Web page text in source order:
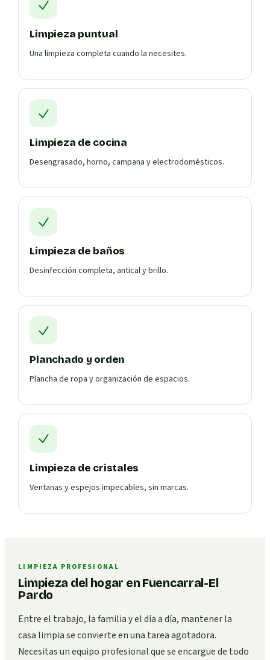
Limpieza puntual
Una limpieza completa cuando la necesites.
Limpieza de cocina
Desengrasado, horno, campana y electrodomésticos.
Limpieza de baños
Desinfección completa, antical y brillo.
Planchado y orden
Plancha de ropa y organización de espacios.
Limpieza de cristales
Ventanas y espejos impecables, sin marcas.
LIMPIEZA PROFESIONAL
Limpieza del hogar en Fuencarral-El
Pardo
Entre el trabajo, la familia y el día a día, mantener la
casa limpia se convierte en una tarea agotadora.
Necesitas un equipo profesional que se encargue de todo